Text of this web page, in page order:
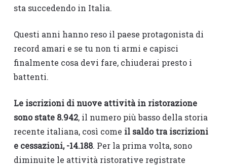
sta succedendo in Italia.
Questi anni hanno reso il paese protagonista di
record amari e se tu non ti armi e capisci
finalmente cosa devi fare, chiuderai presto i
battenti.
Le iscrizioni di nuove attività in ristorazione
sono state 8.942, il numero più basso della storia
recente italiana, così come il saldo tra iscrizioni
e cessazioni, -14.188. Per la prima volta, sono
diminuite le attività ristorative registrate